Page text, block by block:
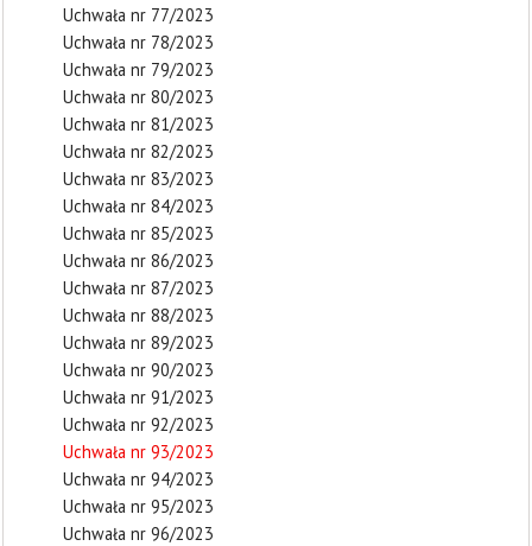
Uchwała nr 77/2023
Uchwała nr 78/2023
Uchwała nr 79/2023
Uchwała nr 80/2023
Uchwała nr 81/2023
Uchwała nr 82/2023
Uchwała nr 83/2023
Uchwała nr 84/2023
Uchwała nr 85/2023
Uchwała nr 86/2023
Uchwała nr 87/2023
Uchwała nr 88/2023
Uchwała nr 89/2023
Uchwała nr 90/2023
Uchwała nr 91/2023
Uchwała nr 92/2023
Uchwała nr 93/2023
Uchwała nr 94/2023
Uchwała nr 95/2023
Uchwała nr 96/2023